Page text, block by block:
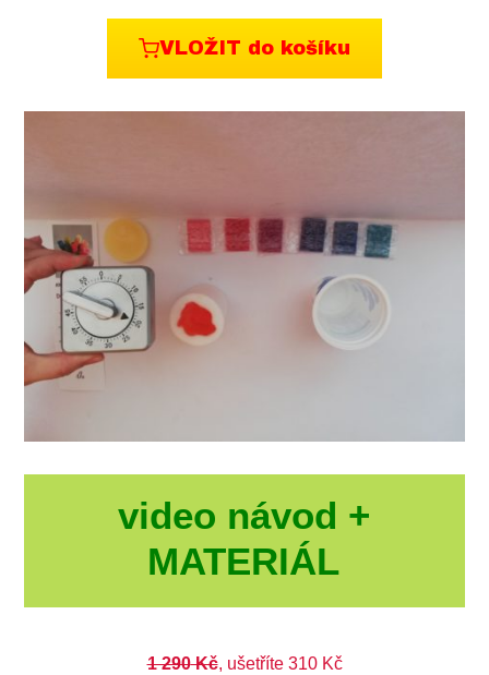
VLOŽIT do košíku
video návod +
MATERIÁL
1 290Kč, ušetříte 310 Kč